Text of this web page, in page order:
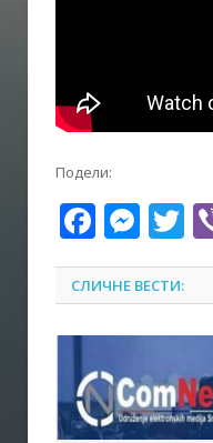
Подели:
СЛИЧНЕ ВЕСТИ: